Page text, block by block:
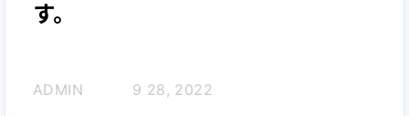
す。
ADMIN 9 28, 2022